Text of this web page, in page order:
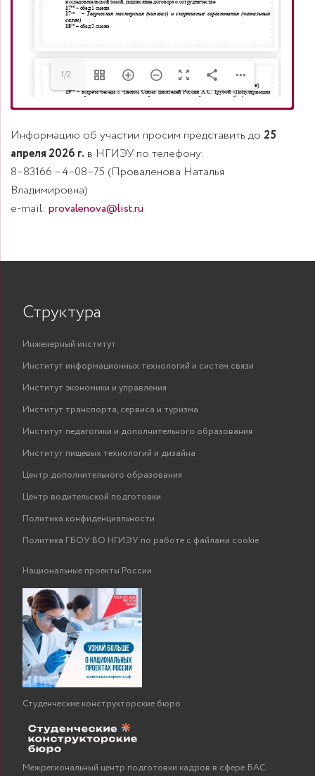
1/2
Требования для оформления
материалов конференции
Информацию об участии просим представить до 25
апреля 2026 г. в НГИЭУ по телефону:
8–83166 – 4–08–75 (Проваленова Наталья
Владимировна)
e-mail: provalenova@list.ru
Структура
Инженерный институт
Институт информационных технологий и систем связи
Институт экономики и управления
Институт транспорта, сервиса и туризма
Институт педагогики и дополнительного образования
Институт пищевых технологий и дизайна
Центр дополнительного образования
Центр водительской подготовки
Политика конфиденциальности
Политика ГБОУ ВО НГИЭУ по работе с файлами cookie
Национальные проекты России
Студенческие конструкторские бюро
Межрегиональный центр подготовки кадров в сфере БАС